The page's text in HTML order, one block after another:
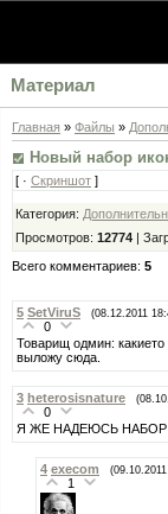
Материал
Главная » Файлы »
Новый набор
[ · Скриншот ]
Категория:
Просмотров: 12774 |
Всего комментариев: 5
5 SetViruS (08.12.2011
0
Товарищ одмин:
выложу сюда.
3 heterosisnature
0
Я ЖЕ НАДЕЮСЬ НАБОР
4 execom
1